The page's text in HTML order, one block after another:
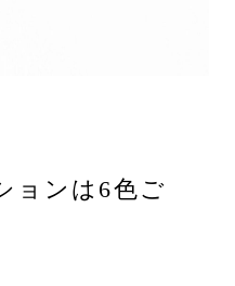
ョンは6色ご